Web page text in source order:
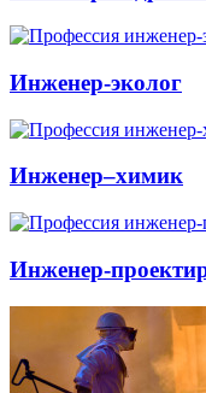
Инженер-эколог
Инженер–химик
Инженер-